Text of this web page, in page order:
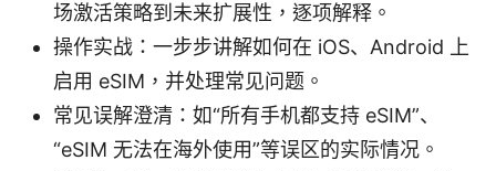
场激活策略到未来扩展性，逐项解释。
操作实战：一步步讲解如何在 iOS、Android 上
启用 eSIM，并处理常见问题。
常见误解澄清：如“所有手机都支持 eSIM”、
“eSIM 无法在海外使用”等误区的实际情况。